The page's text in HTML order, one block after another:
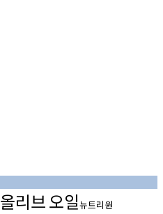
올리브오일뉴트리원